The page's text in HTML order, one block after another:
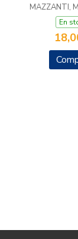
MAZZANTI,
En